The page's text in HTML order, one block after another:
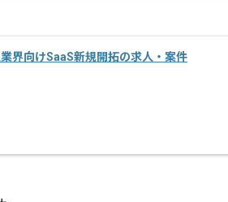
界向けSaaS新規開拓の求人・案件